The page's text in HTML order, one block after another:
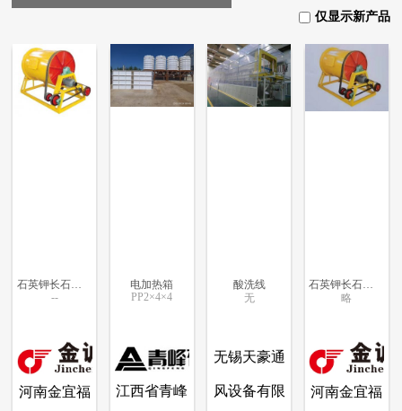
仅显示新产品
石英钾长石快速酸洗机
--
河南金宜福
查看全部产品
电加热箱
PP2×4×4
江西省青峰
查看全部产品
酸洗线
无
无锡天豪通
风设备有限
查看全部产品
石英钾长石转体式不加温快速酸洗机
略
河南金宜福
查看全部产品